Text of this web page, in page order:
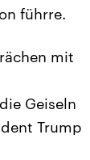
führre.
mit
Geiseln
Trump